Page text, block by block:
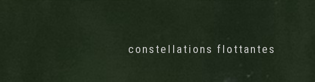
constellations flottantes